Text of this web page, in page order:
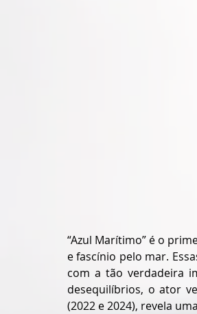
“Azul Marítimo” é o
e fascínio pelo mar.
com a tão verdadeira
desequilíbrios, o ator
(2022 e 2024), revela